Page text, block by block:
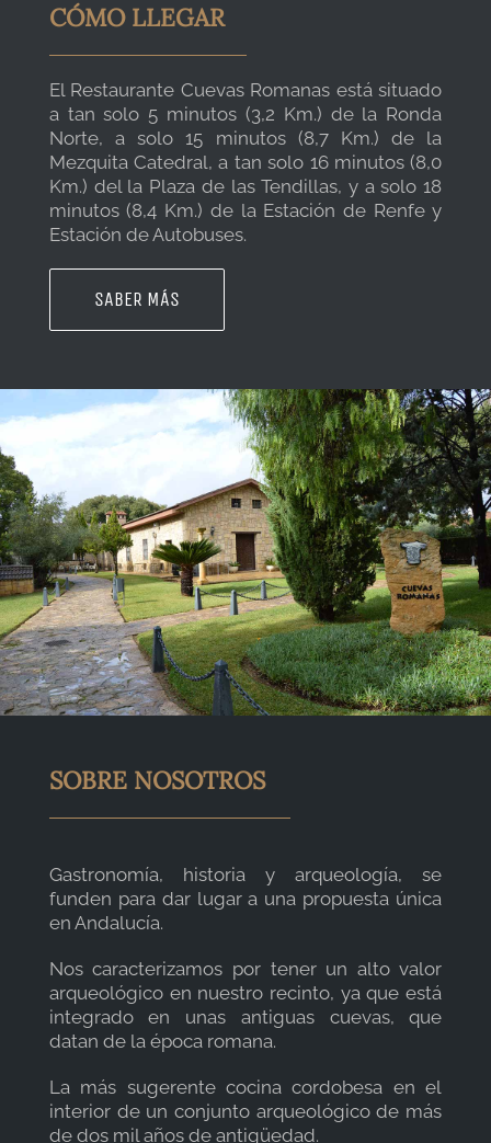
CÓMO LLEGAR
El Restaurante Cuevas Romanas está situado
a tan solo 5 minutos (3,2 Km.) de la Ronda
Norte, a solo 15 minutos (8,7 Km.) de la
Mezquita Catedral, a tan solo 16 minutos (8,0
Km.) del la Plaza de las Tendillas, y a solo 18
minutos (8,4 Km.) de la Estación de Renfe y
Estación de Autobuses.
SABER MÁS
SOBRE NOSOTROS
Gastronomía, historia y arqueología, se
funden para dar lugar a una propuesta única
en Andalucía.
Nos caracterizamos por tener un alto valor
arqueológico en nuestro recinto, ya que está
integrado en unas antiguas cuevas, que
datan de la época romana.
La más sugerente cocina cordobesa en el
interior de un conjunto arqueológico de más
de dos mil años de antigüedad.